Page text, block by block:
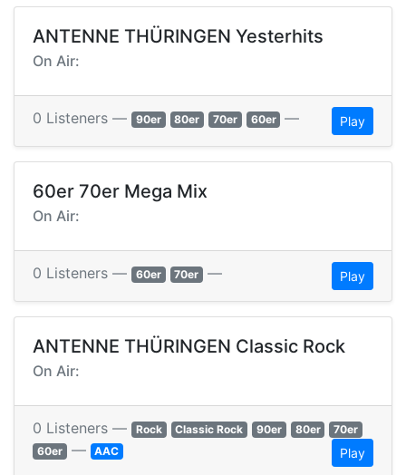
ANTENNE THÜRINGEN Yesterhits
On Air:
0 Listeners — 90er 80er 70er 60er — Play
60er 70er Mega Mix
On Air:
0 Listeners — 60er 70er — Play
ANTENNE THÜRINGEN Classic Rock
On Air:
0 Listeners — Rock Classic Rock 90er 80er
70er
60er — AAC Play